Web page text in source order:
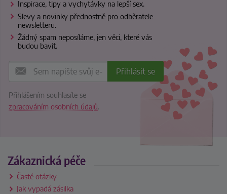
Inspirace, tipy a vychytávky na lepší sex.
Slevy a novinky přednostně pro odběratele
newsletteru.
Žádný spam neposíláme, jen věci, které vás
budou bavit.
Přihlášením souhlasíte se
zpracováním osobních údajů.
Zákaznická péče
Časté otázky
Jak vypadá zásilka